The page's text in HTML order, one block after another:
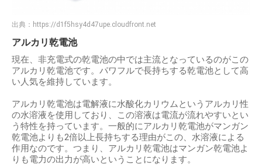
出典： https://d1f5hsy4d47upe.cloudfront.net
アルカリ乾電池
現在、非充電式の乾電池の中では主流となっているのがこの
アルカリ乾電池です。パワフルで長持ちする乾電池として高
い人気を維持しています。
アルカリ乾電池は電解液に水酸化カリウムというアルカリ性
の水溶液を使用しており、この溶液は電流が流れやすいとい
う特性を持っています。一般的にアルカリ乾電池がマンガン
乾電池よりも2倍以上長持ちする理由がこの、水溶液による
作用なのです。つまり、アルカリ乾電池はマンガン乾電池よ
りも電力の出力が高いということになります。